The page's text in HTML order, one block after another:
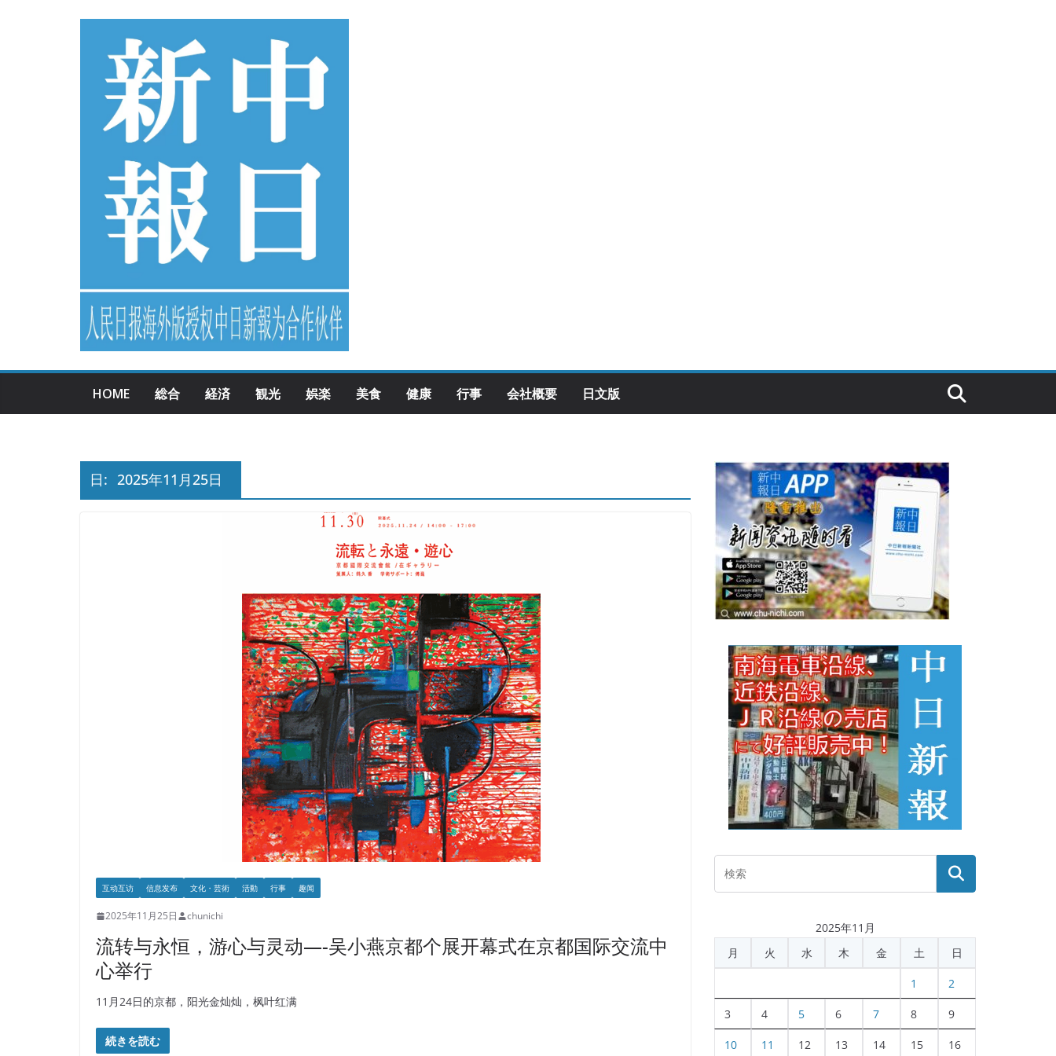
HOME 総合 経済 観光 娯楽 美食 健康 行事 会社概要 日文版
日: 2025年11月25日
互动互访 信息发布 文化・芸術 活動 行事 趣闻
2025年11月25日 chunichi
流转与永恒，游心与灵动—-吴小燕京都个展开幕式在京都国际交流中
心举行
11月24日的京都，阳光金灿灿，枫叶红满
続きを読む
2025年11月
月
火 水 木 金 土 日
1 2
3 4 5 6 7 8 9
10 11 12 13 14 15 16